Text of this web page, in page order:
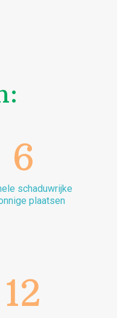
6
schaduwrijke
plaatsen
12